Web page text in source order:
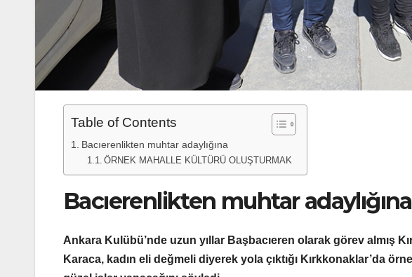
Table of Contents
Bacıerenlikten muhtar adaylığına
ÖRNEK MAHALLE KÜLTÜRÜ OLUŞTURMAK
Bacıerenlikten muhtar adaylığına
Ankara Kulübü’nde uzun yıllar Başbacıeren olarak görev almış
Karaca, kadın eli değmeli diyerek yola çıktığı Kırkkonaklar’da